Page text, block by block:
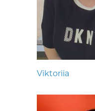
Viktoriia